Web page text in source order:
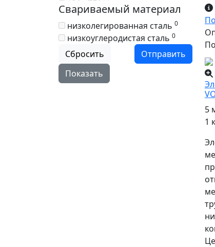
Свариваемый материал
низколегированная сталь 0
низкоуглеродистая сталь 0
Сбросить
Отправить
Показать
5
1